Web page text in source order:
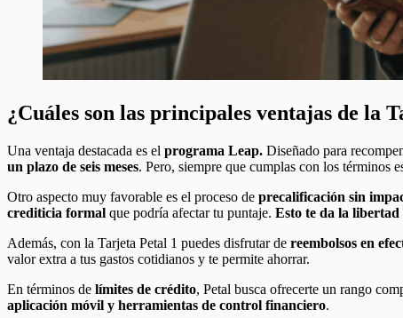
¿Cuáles son las principales ventajas de la
Una ventaja destacada es el programa Leap. Diseñado para
un plazo de seis meses. Pero, siempre que cumplas con los términos
Otro aspecto muy favorable es el proceso de precalificación sin
crediticia formal que podría afectar tu puntaje. Esto te da la libertad
Además, con la Tarjeta Petal 1 puedes disfrutar de reembolsos en
valor extra a tus gastos cotidianos y te permite ahorrar.
En términos de límites de crédito, Petal busca ofrecerte un rango
aplicación móvil y herramientas de control financiero.